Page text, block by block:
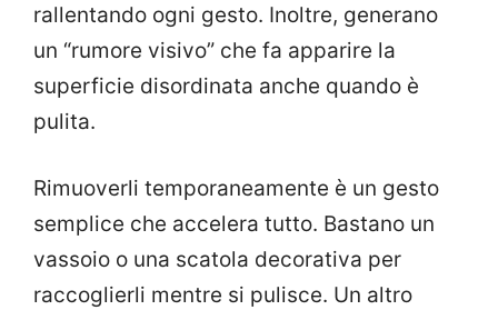
rallentando ogni gesto. Inoltre, generano
un “rumore visivo” che fa apparire la
superficie disordinata anche quando è
pulita.
Rimuoverli temporaneamente è un gesto
semplice che accelera tutto. Bastano un
vassoio o una scatola decorativa per
raccoglierli mentre si pulisce. Un altro